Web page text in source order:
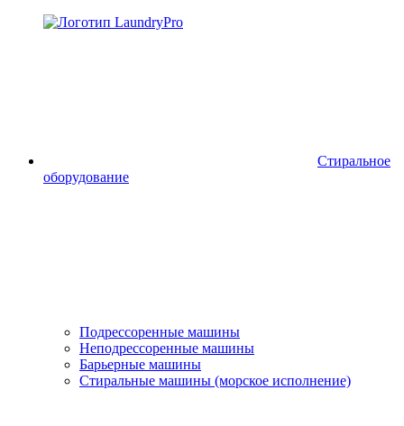
Стиральное
оборудование
Подрессоренные машины
Неподрессоренные машины
Барьерные машины
Стиральные машины (морское исполнение)